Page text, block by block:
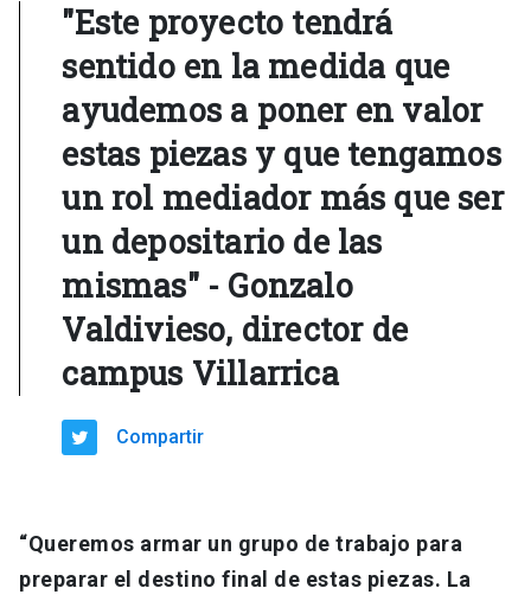
"Este proyecto tendrá
sentido en la medida que
ayudemos a poner en valor
estas piezas y que tengamos
un rol mediador más que ser
un depositario de las
mismas" - Gonzalo
Valdivieso, director de
campus Villarrica
Compartir
“Queremos armar un grupo de trabajo para
preparar el destino final de estas piezas. La